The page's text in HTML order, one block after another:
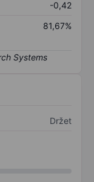
-0,42
81,67%
Držet